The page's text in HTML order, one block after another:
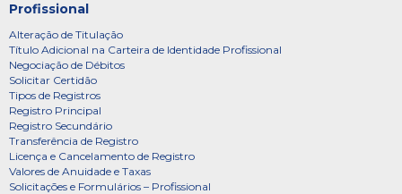
Profissional
Alteração de Titulação
Título Adicional na Carteira de Identidade Profissional
Negociação de Débitos
Solicitar Certidão
Tipos de Registros
Registro Principal
Registro Secundário
Transferência de Registro
Licença e Cancelamento de Registro
Valores de Anuidade e Taxas
Solicitações e Formulários – Profissional